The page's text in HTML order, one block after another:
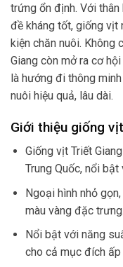
trứng ổn định. Với
đề kháng tốt, giống vịt
kiện chăn nuôi. Không
Giang còn mở ra cơ
là hướng đi thông
nuôi hiệu quả, lâu dài.
Giới thiệu giống
Giống vịt Triết
Trung Quốc, nổi
Ngoại hình nhỏ
màu vàng đặc trưng.
Nổi bật với năng
cho cả mục đích ấp